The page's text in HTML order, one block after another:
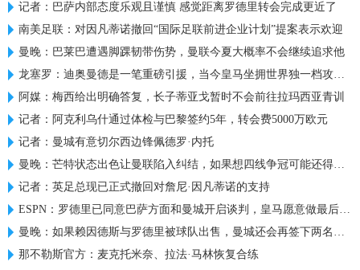
记者：巴萨内部态度乐观且谨慎 感觉距离罗德里转会完成更近了
南美足联：对因凡蒂诺撤回“国际足联前进企业计划”提案表示欢迎
曼晚：巴莱巴遭遇脚踝韧带伤势，曼联今夏大概率不会继续追求他
龙塞罗：迪奥曼德是一笔重磅引援，当今皇马坐拥世界独一档攻击线
阿媒：梅西给出明确答复，长子蒂亚戈暂时不会前往拉玛西亚青训
记者：阿克利乌什通过体检与巴黎签约5年，转会费5000万欧元
记者：曼城有意切尔西边锋佩德罗·内托
曼晚：芒特状态出色让曼联陷入纠结，如果想四线争冠可能还得买人
记者：英足总现已正式撤回对詹尼·因凡蒂诺的支持
ESPN：罗德里已同意巴萨方面和曼城开启谈判，皇马愿意做最后尝试
曼晚：如果赖因德斯与罗德里被球队出售，曼城还会再签下两名中场
那不勒斯官方：麦克托米奈、拉法·马林恢复合练